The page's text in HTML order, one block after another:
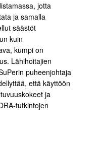
jotta
ja samalla
säästöt
kuin
kumpi on
Lähihoitajien
puheenjohtaja
että käyttöön
ja
tutkintojen